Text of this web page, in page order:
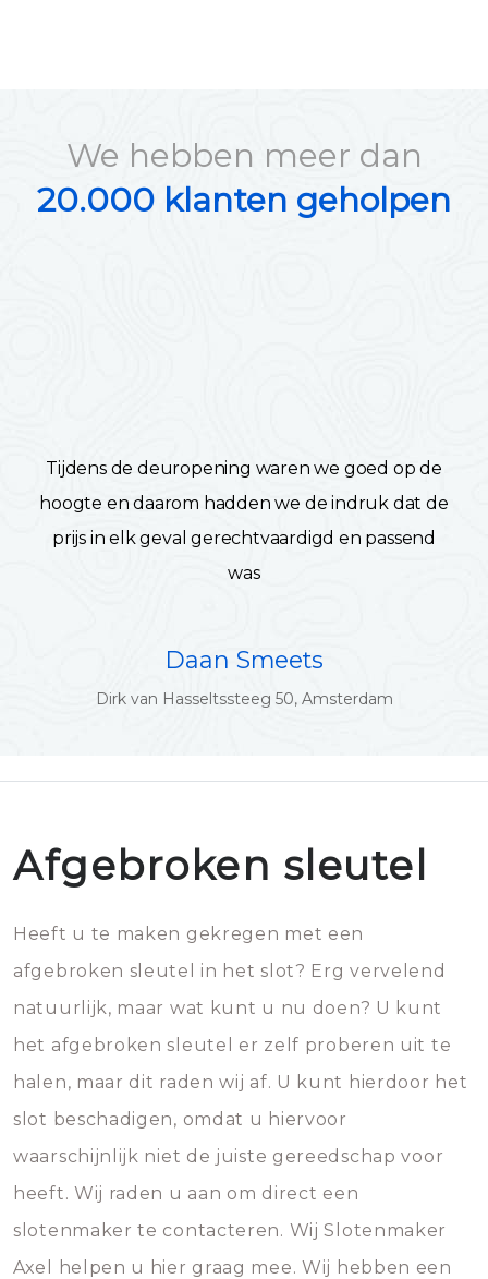
We hebben meer dan
20.000 klanten geholpen
Tijdens de deuropening waren we goed op de
hoogte en daarom hadden we de indruk dat de
prijs in elk geval gerechtvaardigd en passend
was
Daan Smeets
Dirk van Hasseltssteeg 50, Amsterdam
Afgebroken sleutel
Heeft u te maken gekregen met een
afgebroken sleutel in het slot? Erg vervelend
natuurlijk, maar wat kunt u nu doen? U kunt
het afgebroken sleutel er zelf proberen uit te
halen, maar dit raden wij af. U kunt hierdoor het
slot beschadigen, omdat u hiervoor
waarschijnlijk niet de juiste gereedschap voor
heeft. Wij raden u aan om direct een
slotenmaker te contacteren. Wij Slotenmaker
Axel helpen u hier graag mee. Wij hebben een